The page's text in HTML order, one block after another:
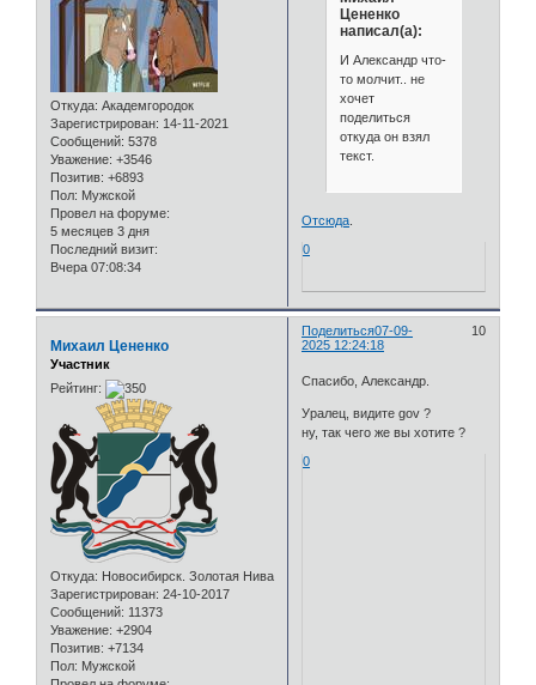
Откуда: Академгородок
Зарегистрирован: 14-11-2021
Сообщений: 5378
Уважение: +3546
Позитив: +6893
Пол: Мужской
Провел на форуме:
5 месяцев 3 дня
Последний визит:
Вчера 07:08:34
Цененко
написал(а):
И Александр что-
то молчит.. не
хочет
поделиться
откуда он взял
текст.
Отсюда
0
Поделиться 10
07-09-
2025 12:24:18
Михаил Цененко
Участник
Рейтинг:
Откуда: Новосибирск. Золотая Нива
Зарегистрирован: 24-10-2017
Сообщений: 11373
Уважение: +2904
Позитив: +7134
Пол: Мужской
Спасибо, Александр.
Уралец, видите gov ?
ну, так чего же вы хотите ?
0